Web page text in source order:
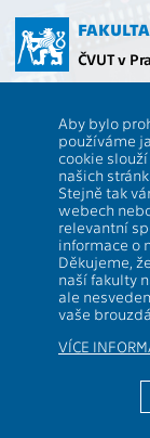
hlavní
obsah
ČVUT v
Aby bylo
používáme
cookie
našich
Stejně tak
webech
relevantní
informace o
Děkujeme,
naší fakulty
ale
vaše
VÍCE
A6M38KLS
Katedra:
Garanti:
Přednášející:
Cvičící:
Webová stránka:
https://